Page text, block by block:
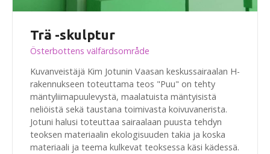
Trä -skulptur
Österbottens välfärdsområde
Kuvanveistäjä Kim Jotunin Vaasan keskussairaalan H-
rakennukseen toteuttama teos "Puu" on tehty
mäntyliimapuulevystä, maalatuista mäntyisistä
neliöistä sekä taustana toimivasta koivuvanerista.
Jotuni halusi toteuttaa sairaalaan puusta tehdyn
teoksen materiaalin ekologisuuden takia ja koska
materiaali ja teema kulkevat teoksessa käsi kädessä.